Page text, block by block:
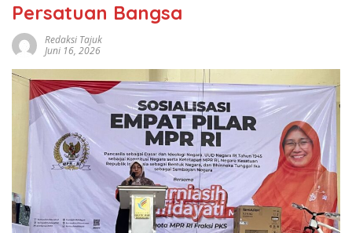
Persatuan Bangsa
Redaksi Tajuk
Juni 16, 2026